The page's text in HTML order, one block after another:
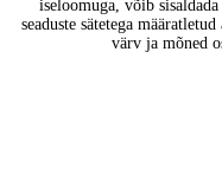
iseloomuga, võib
seaduste sätetega
värv ja mõned